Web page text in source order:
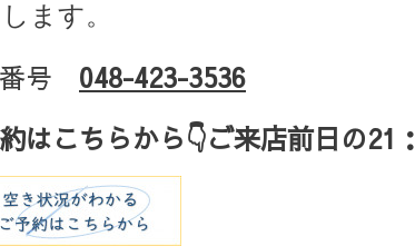
ます。
号 048-423-3536
はこちらから👇ご来店前日の21 ：